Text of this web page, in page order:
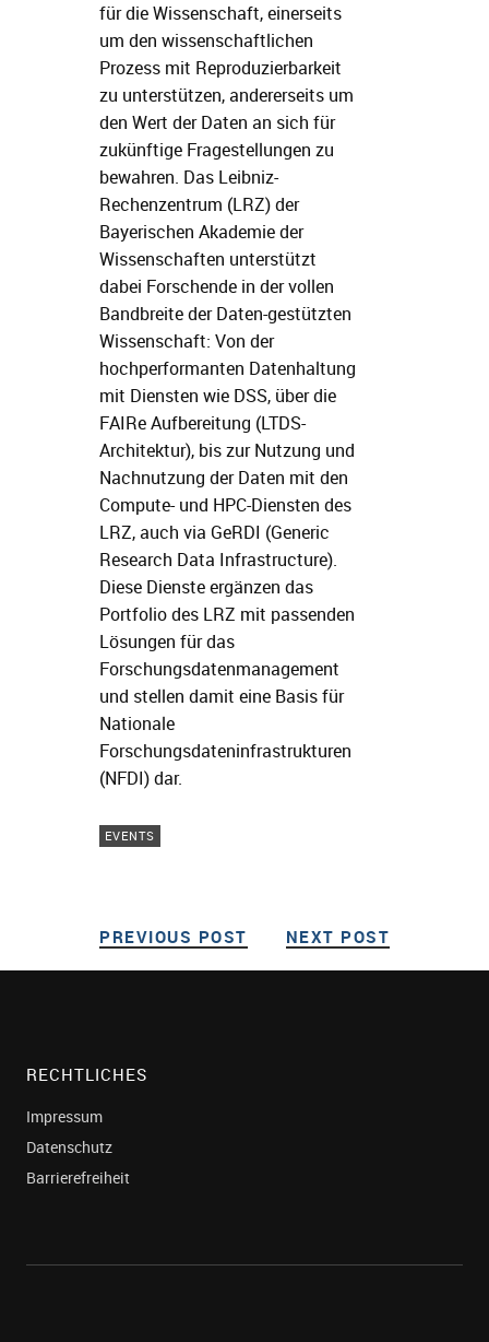
für die Wissenschaft, einerseits
um den wissenschaftlichen
Prozess mit Reproduzierbarkeit
zu unterstützen, andererseits um
den Wert der Daten an sich für
zukünftige Fragestellungen zu
bewahren. Das Leibniz-
Rechenzentrum (LRZ) der
Bayerischen Akademie der
Wissenschaften unterstützt
dabei Forschende in der vollen
Bandbreite der Daten-gestützten
Wissenschaft: Von der
hochperformanten Datenhaltung
mit Diensten wie DSS, über die
FAIRe Aufbereitung (LTDS-
Architektur), bis zur Nutzung und
Nachnutzung der Daten mit den
Compute- und HPC-Diensten des
LRZ, auch via GeRDI (Generic
Research Data Infrastructure).
Diese Dienste ergänzen das
Portfolio des LRZ mit passenden
Lösungen für das
Forschungsdatenmanagement
und stellen damit eine Basis für
Nationale
Forschungsdateninfrastrukturen
(NFDI) dar.
EVENTS
Post navigation
PREVIOUS POST PREVIOUS POST
NEXT POST
RECHTLICHES
Impressum
Datenschutz
Barrierefreiheit